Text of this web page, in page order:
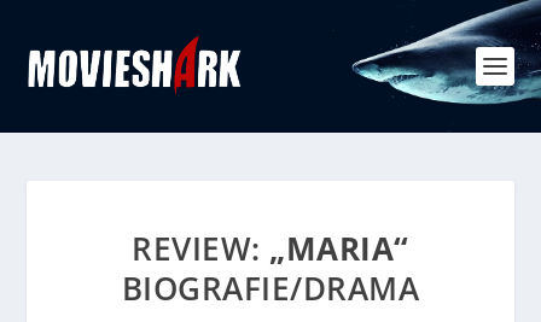
REVIEW: „MARIA“
BIOGRAFIE/DRAMA